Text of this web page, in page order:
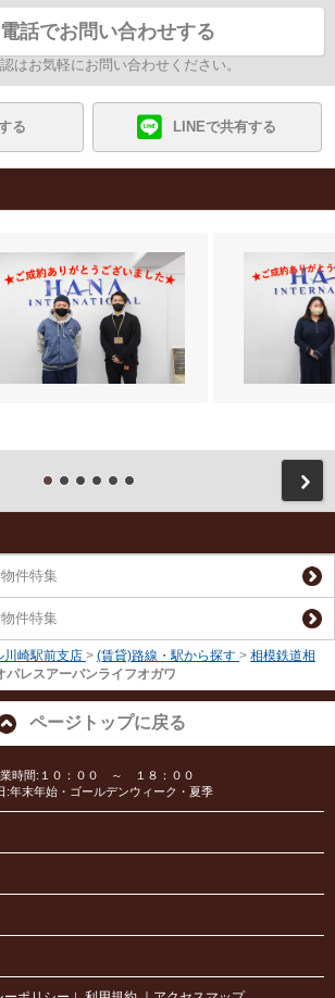
電話でお問い合わせする
はお気軽にお問い合わせください。
る LINEで共有する
件特集
件特集
川崎駅前支店 > (賃貸)路線・駅から探す > 相模鉄道相
パレスアーバンライフオガワ
ページトップに戻る
時間:１０：００ ～ １８：００
:年末年始・ゴールデンウィーク・夏季